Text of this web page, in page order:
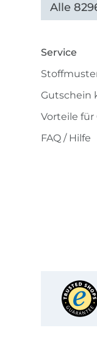
Alle
Service
Gutschein
Vorteile
FAQ / Hilfe